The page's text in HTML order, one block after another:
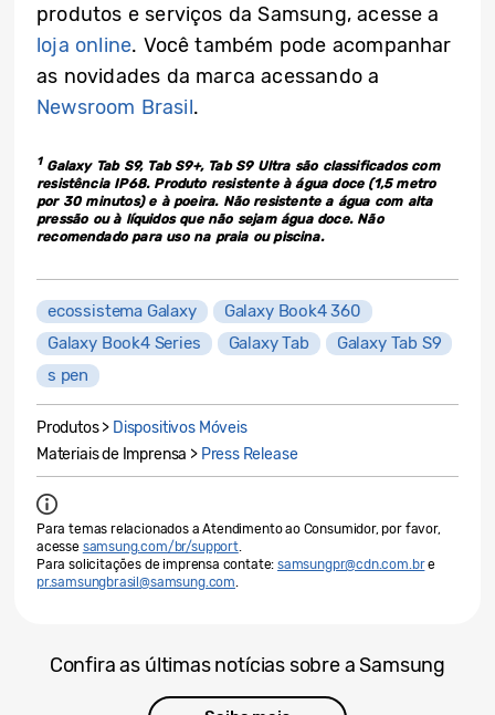
produtos e serviços da Samsung, acesse a
loja online. Você também pode acompanhar
as novidades da marca acessando a
Newsroom Brasil.
1Galaxy Tab S9, Tab S9+, Tab S9 Ultra são classificados com
resistência IP68. Produto resistente à água doce (1,5 metro
por 30 minutos) e à poeira. Não resistente a água com alta
pressão ou à líquidos que não sejam água doce. Não
recomendado para uso na praia ou piscina.
ecossistema Galaxy
Galaxy Book4 360
Galaxy Book4 Series
Galaxy Tab
Galaxy Tab S9
s pen
Produtos > Dispositivos Móveis
Materiais de Imprensa > Press Release
Para temas relacionados a Atendimento ao Consumidor, por favor,
acesse samsung.com/br/support.
Para solicitações de imprensa contate: samsungpr@cdn.com.bre
pr.samsungbrasil@samsung.com
Confira as últimas notícias sobre a Samsung